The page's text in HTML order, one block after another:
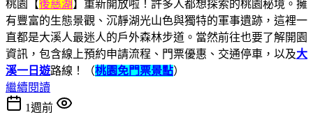
桃園【後慈湖 】重新開放啦！許多人都想探索的桃園秘境。擁
有豐富的生態景觀、沉靜湖光山色與獨特的軍事遺跡，這裡一
直都是大溪人最迷人的戶外森林步道。當然前往也要了解開園
資訊，包含線上預約申請流程、門票優惠、交通停車，以及大
溪一日遊路線！（桃園免門票景點）
繼續閱讀
1週前